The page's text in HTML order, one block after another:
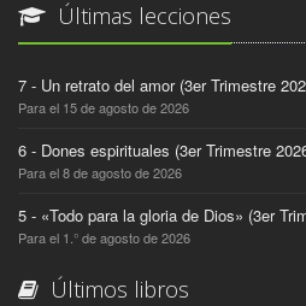
Últimas lecciones
7 - Un retrato del amor (3er Trimestre
Para el 15 de agosto de 2026
6 - Dones espirituales (3er Trimestre
Para el 8 de agosto de 2026
5 - «Todo para la gloria de Dios» (3er
Para el 1.° de agosto de 2026
Últimos libros